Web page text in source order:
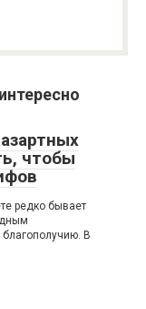
чтобы
редко бывает
благополучию. В